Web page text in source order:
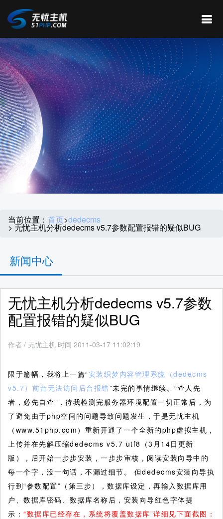
当前位置： 首页>dedecms
> 无忧主机分析dedecms v5.7参数配置报错的疑似BUG
新闻中心
无忧主机分析dedecms v5.7参数
配置报错的疑似BUG
作者 / 无忧主机 时间 2011-03-17 11:02:19
限于篇幅，我将上一篇“安装织梦内容管理系统（dedecms
v5.7）前台无法访问后台报错”未完的事情继续。“查人先
者，必先自查”，待我检测完服务器环境配置一切正常后，为
了避免由于php空间的问题导致问题发生，于是无忧主机
（www.51php.com）重新开通了一个全新的php虚拟主机，
上传并在先解压缩dedecms v5.7 utf8（3月14日更新
版），后开始一步步安装，一步步审核，阅读安装向导中的
每一个字，没一句话，不漏过细节。 但dedecms安装向导执
行到“参数配置”（第三步），数据库设定，再输入数据库用
户、数据库密码、数据库名称后，安装向导红色字体提
示： “数据库已经存在，系统将覆盖数据库”详细见下面截图：